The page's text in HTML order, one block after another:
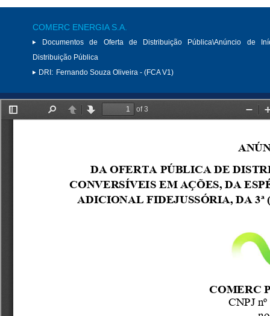
COMERC ENERGIA S.A.
Documentos de Oferta de Distribuição Pública\Anúncio de
Distribuição Pública
DRI: Fernando Souza Oliveira - (FCA V1)